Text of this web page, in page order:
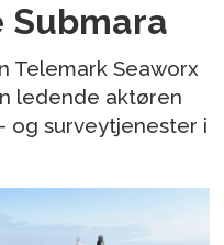
Submara
Telemark Seaworx
ledende aktøren
og surveytjenester i